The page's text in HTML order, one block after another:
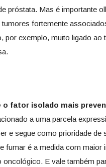
próstata. Mas é importante
fortemente
exemplo, muito ligado ao
o fator isolado mais
a uma parcela
e segue como prioridade de
fumar é a medida com maior
oncológico. E vale também